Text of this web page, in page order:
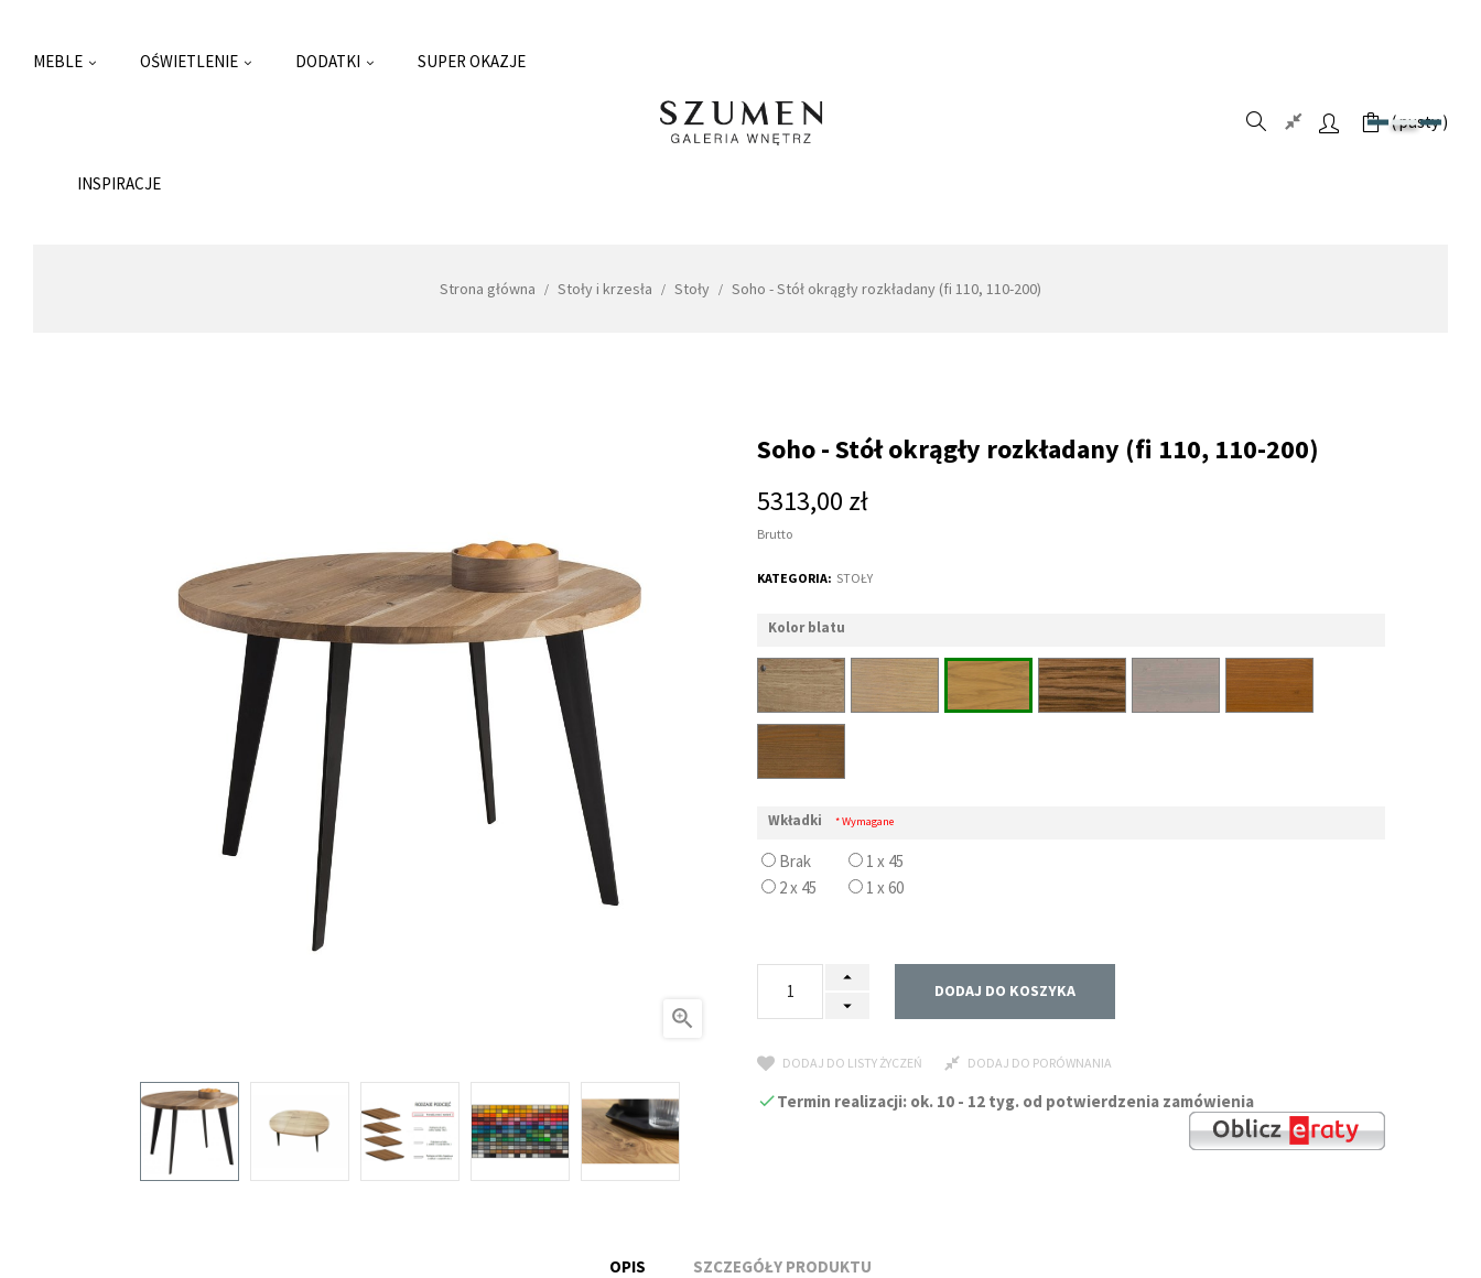
MEBLE OŚWIETLENIE DODATKI SUPER OKAZJE
INSPIRACJE
pusty
Strona główna Stoły i krzesła Stoły Soho - Stół okrągły rozkładany (fi 110, 110-200)

Soho - Stół okrągły rozkładany (fi 110, 110-200)
5313,00 zł
Brutto
KATEGORIA: STOŁY
Kolor blatu
Wkładki * Wymagane
Brak
1 x 45
2 x 45
1 x 60
DODAJ DO KOSZYKA
DODAJ DO LISTY ŻYCZEŃ DODAJ DO PORÓWNANIA
Termin realizacji: ok. 10 - 12 tyg. od potwierdzenia zamówienia
OPIS SZCZEGÓŁY PRODUKTU